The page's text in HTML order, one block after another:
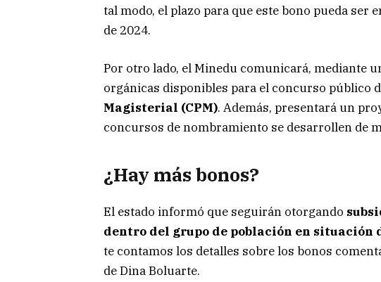
tal modo, el plazo para que este bono pueda
de 2024.
Por otro lado, el Minedu comunicará, mediante
orgánicas disponibles para el concurso público
Magisterial (CPM). Además, presentará un
concursos de nombramiento se desarrollen de
¿Hay más bonos?
El estado informó que seguirán otorgando
dentro del grupo de población en
te contamos los detalles sobre los bonos
de Dina Boluarte.